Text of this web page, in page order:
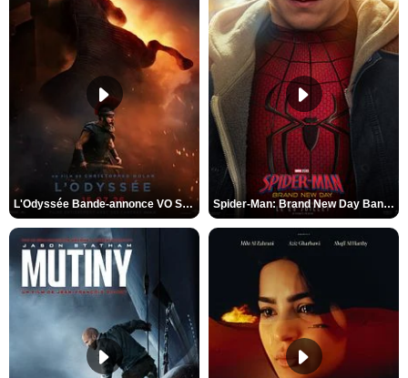
L'Odyssée Bande-annonce VO STFR Spider-Man: Brand New Day Bande-annonce VO STFR